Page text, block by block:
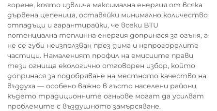
горене, която извлича максимална енергия от всяка
дървена цепеница, оставяйки минимално количество
отпадъци и гарантирайки, че всеки BTU
потенциална топлинна енергия допринася за огъня, а
не се губи неизползван през дима и непрогорелите
частици. Намаленият профил на емисиите прави
тези огнища екологично отговорен избор, който
допринася за подобряване на местното качество на
въздуха — особено важно в гъсто населени райони,
където традиционните огньове могат да усилват
проблемите с въздушното замърсяване.